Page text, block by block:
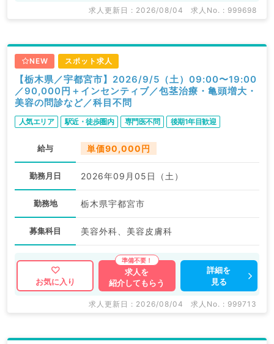
求人更新日 : 2026/08/04 求人No. : 999698
NEW スポット求人
【栃木県／宇都宮市】2026/9/5（土）09:00〜19:00
／90,000円＋インセンティブ／包茎治療・亀頭増大・
美容の問診など／科目不問
人気エリア 駅近・徒歩圏内 専門医不問 後期1年目歓迎
給与 単価90,000円
勤務月日 2026年09月05日（土）
勤務地 栃木県宇都宮市
募集科目 美容外科、美容皮膚科
お気に入り
求人を
紹介してもらう
詳細を
見る
求人更新日 : 2026/08/04 求人No. : 999713